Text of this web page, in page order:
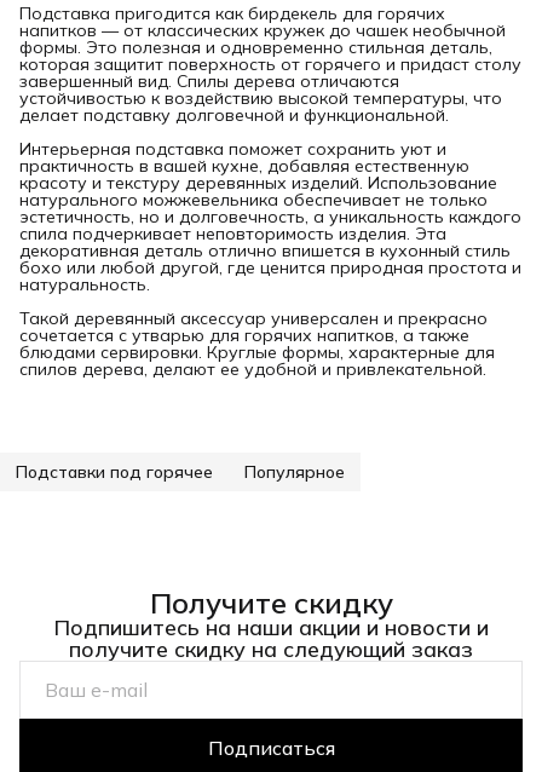
Подставка пригодится как бирдекель для горячих
напитков — от классических кружек до чашек необычной
формы. Это полезная и одновременно стильная деталь,
которая защитит поверхность от горячего и придаст столу
завершенный вид. Спилы дерева отличаются
устойчивостью к воздействию высокой температуры, что
делает подставку долговечной и функциональной.
Интерьерная подставка поможет сохранить уют и
практичность в вашей кухне, добавляя естественную
красоту и текстуру деревянных изделий. Использование
натурального можжевельника обеспечивает не только
эстетичность, но и долговечность, а уникальность каждого
спила подчеркивает неповторимость изделия. Эта
декоративная деталь отлично впишется в кухонный стиль
бохо или любой другой, где ценится природная простота и
натуральность.
Такой деревянный аксессуар универсален и прекрасно
сочетается с утварью для горячих напитков, а также
блюдами сервировки. Круглые формы, характерные для
спилов дерева, делают ее удобной и привлекательной.
Подставки под горячее Популярное
Получите скидку
Подпишитесь на наши акции и новости и
получите скидку на следующий заказ
Подписаться